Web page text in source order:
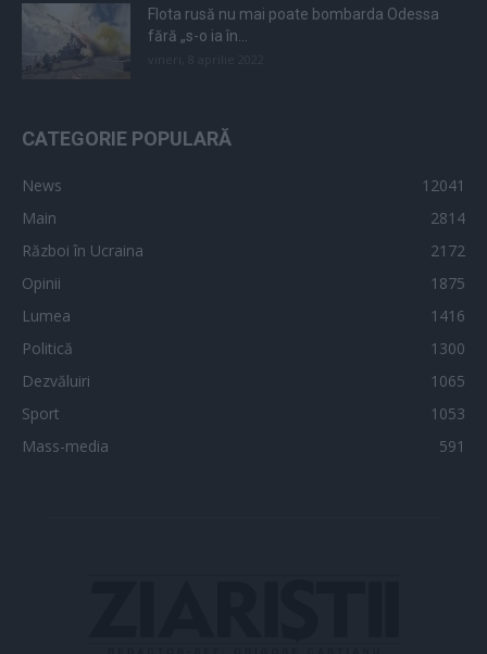
Flota rusă nu mai poate bombarda Odessa
fără „s-o ia în...
CATEGORIE POPULARĂ
News
12041
Main
2814
Război în Ucraina
2172
Opinii
1875
Lumea
1416
Politică
1300
Dezvăluiri
1065
Sport
1053
Mass-media
591